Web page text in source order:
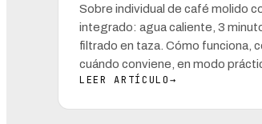
Sobre individual de café molido
integrado: agua caliente, 3
filtrado en taza. Cómo funciona,
cuándo conviene, en modo
LEER ARTÍCULO→